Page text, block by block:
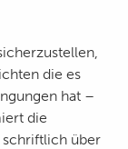
die es
hat –
die
schriftlich über